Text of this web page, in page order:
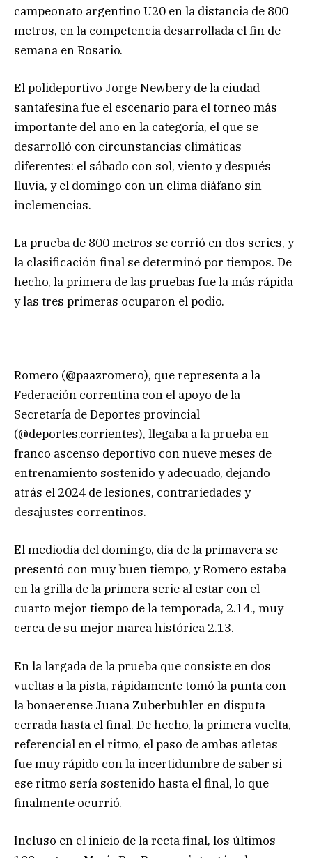
campeonato argentino U20 en la distancia de 800
metros, en la competencia desarrollada el fin de
semana en Rosario.
El polideportivo Jorge Newbery de la ciudad
santafesina fue el escenario para el torneo más
importante del año en la categoría, el que se
desarrolló con circunstancias climáticas
diferentes: el sábado con sol, viento y después
lluvia, y el domingo con un clima diáfano sin
inclemencias.
La prueba de 800 metros se corrió en dos series, y
la clasificación final se determinó por tiempos. De
hecho, la primera de las pruebas fue la más rápida
y las tres primeras ocuparon el podio.
Romero (@paazromero), que representa a la
Federación correntina con el apoyo de la
Secretaría de Deportes provincial
(@deportes.corrientes), llegaba a la prueba en
franco ascenso deportivo con nueve meses de
entrenamiento sostenido y adecuado, dejando
atrás el 2024 de lesiones, contrariedades y
desajustes correntinos.
El mediodía del domingo, día de la primavera se
presentó con muy buen tiempo, y Romero estaba
en la grilla de la primera serie al estar con el
cuarto mejor tiempo de la temporada, 2.14., muy
cerca de su mejor marca histórica 2.13.
En la largada de la prueba que consiste en dos
vueltas a la pista, rápidamente tomó la punta con
la bonaerense Juana Zuberbuhler en disputa
cerrada hasta el final. De hecho, la primera vuelta,
referencial en el ritmo, el paso de ambas atletas
fue muy rápido con la incertidumbre de saber si
ese ritmo sería sostenido hasta el final, lo que
finalmente ocurrió.
Incluso en el inicio de la recta final, los últimos